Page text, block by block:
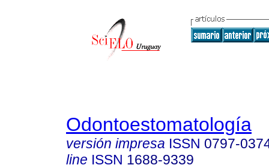
Odontoestomatología
versión impresa ISSN 0797-
line ISSN 1688-9339